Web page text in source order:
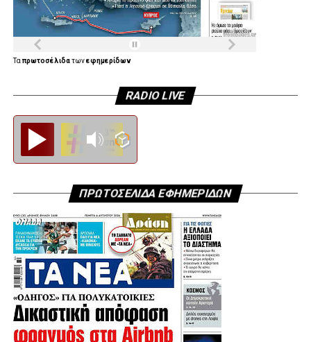
Ταπρωτοσέλιδατωνεφημερίδων
RADIO LIVE
ΠΡΩΤΟΣΕΛΙΔΑ ΕΦΗΜΕΡΙΔΩΝ